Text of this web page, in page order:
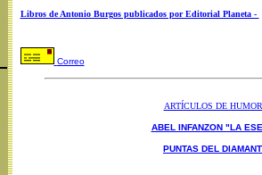
Libros de Antonio Burgos publicados por Editorial Planeta -
Correo
ARTÍCULOS DE HUMOR
ABEL INFANZON "LA
PUNTAS DEL